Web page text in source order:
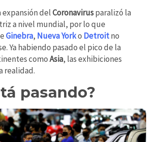
expansión delCoronavirusparalizó la
a nivel mundial, por lo que
Ginebra, Nueva Yorko Detroitno
Ya habiendo pasado el pico de la
comoAsia, las exhibiciones
realidad.
pasando?